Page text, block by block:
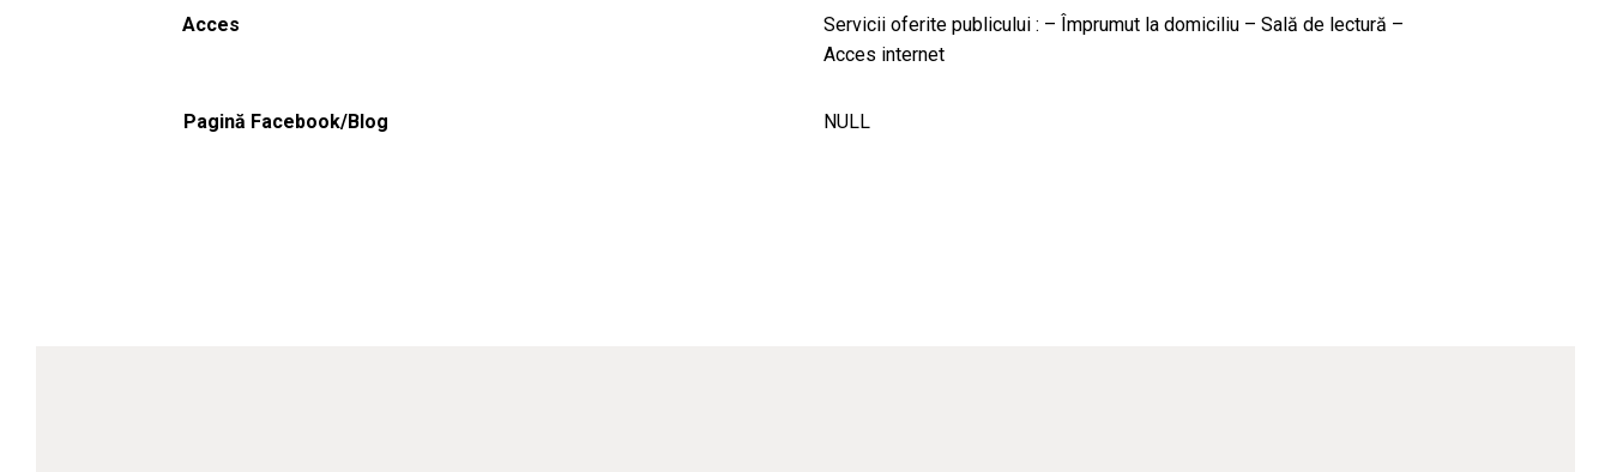
Acces
Servicii oferite publicului : – Împrumut la domiciliu – Sală de lectură –
Acces internet
Pagină Facebook/Blog NULL